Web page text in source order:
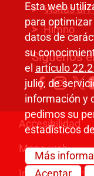
Visitas al
Himno
Síguenos
Pie de página
Accesibilidad
Mapa web
Información
Esta web
para
datos de
su
el artículo
julio, de
información y
pedimos su
estadísticos
Más
Aceptar